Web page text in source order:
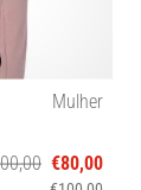
Mulher
€80,00